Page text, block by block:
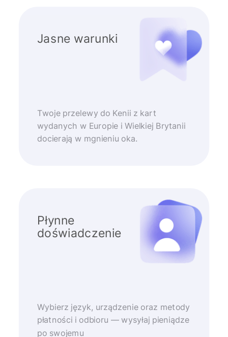
Jasne warunki
Twoje przelewy do Kenii z kart
wydanych w Europie i Wielkiej Brytanii
docierają w mgnieniu oka.
Płynne
doświadczenie
Wybierz język, urządzenie oraz metody
płatności i odbioru — wysyłaj pieniądze
po swojemu